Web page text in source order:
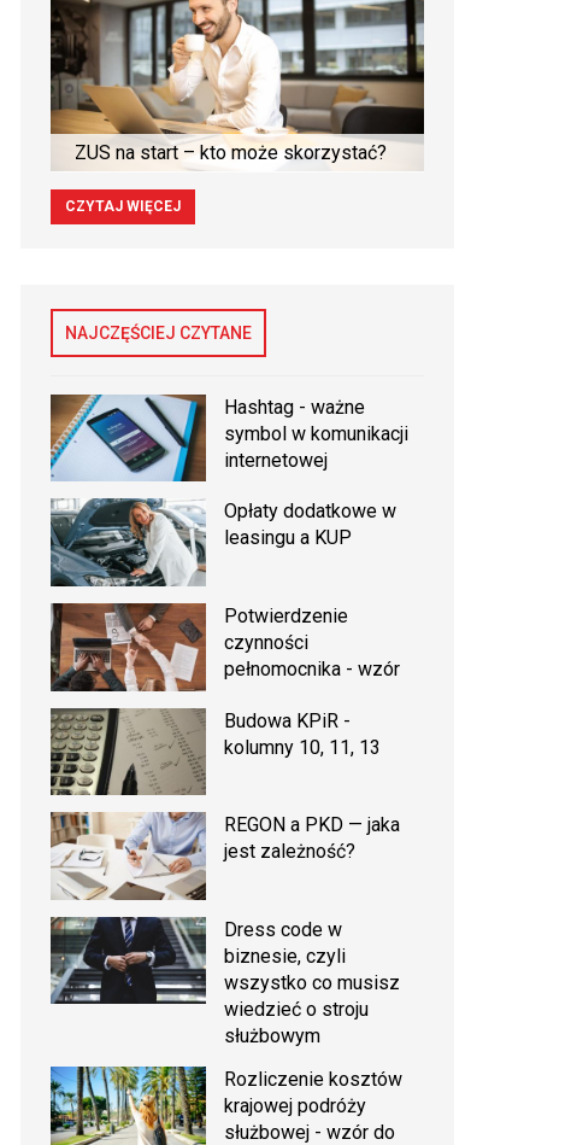
ZUS na start – kto może skorzystać?
CZYTAJ WIĘCEJ
NAJCZĘŚCIEJ CZYTANE
Hashtag - ważne
symbol w komunikacji
internetowej
Opłaty dodatkowe w
leasingu a KUP
Potwierdzenie
czynności
pełnomocnika - wzór
Budowa KPiR -
kolumny 10, 11, 13
REGON a PKD — jaka
jest zależność?
Dress code w
biznesie, czyli
wszystko co musisz
wiedzieć o stroju
służbowym
Rozliczenie kosztów
krajowej podróży
służbowej - wzór do